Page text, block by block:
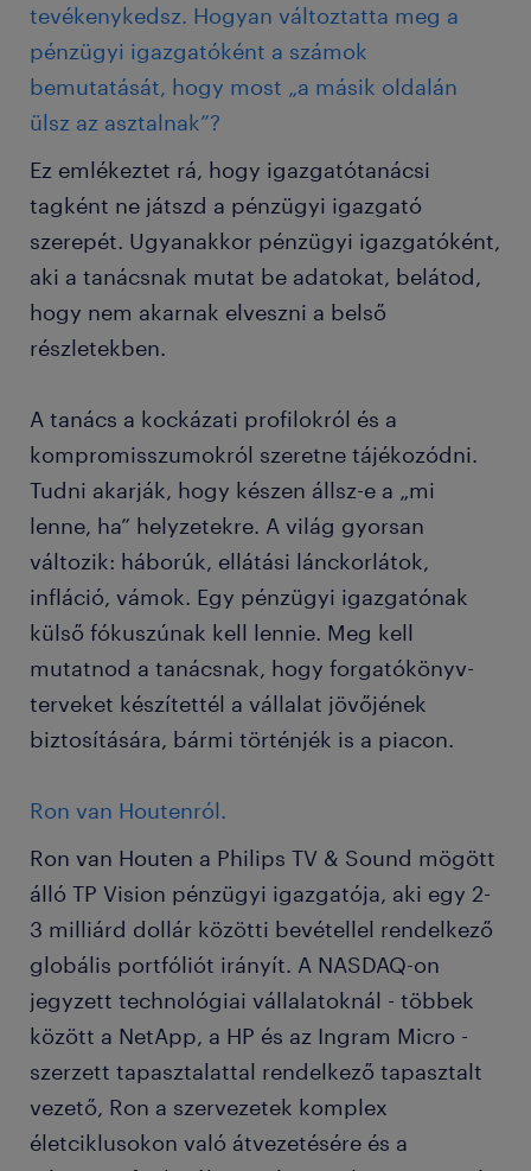
tevékenykedsz. Hogyan változtatta meg a
pénzügyi igazgatóként a számok
bemutatását, hogy most „a másik oldalán
ülsz az asztalnak”?
Ez emlékeztet rá, hogy igazgatótanácsi
tagként ne játszd a pénzügyi igazgató
szerepét. Ugyanakkor pénzügyi igazgatóként,
aki a tanácsnak mutat be adatokat, belátod,
hogy nem akarnak elveszni a belső
részletekben.
A tanács a kockázati profilokról és a
kompromisszumokról szeretne tájékozódni.
Tudni akarják, hogy készen állsz-e a „mi
lenne, ha” helyzetekre. A világ gyorsan
változik: háborúk, ellátási lánckorlátok,
infláció, vámok. Egy pénzügyi igazgatónak
külső fókuszúnak kell lennie. Meg kell
mutatnod a tanácsnak, hogy forgatókönyv-
terveket készítettél a vállalat jövőjének
biztosítására, bármi történjék is a piacon.
Ron van Houtenról.
Ron van Houten a Philips TV & Sound mögött
álló TP Vision pénzügyi igazgatója, aki egy 2-
3 milliárd dollár közötti bevétellel rendelkező
globális portfóliót irányít. A NASDAQ-on
jegyzett technológiai vállalatoknál - többek
között a NetApp, a HP és az Ingram Micro -
szerzett tapasztalattal rendelkező tapasztalt
vezető, Ron a szervezetek komplex
életciklusokon való átvezetésére és a